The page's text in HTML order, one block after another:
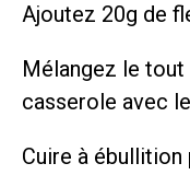
Ajoutez 20g de
Mélangez le tout
casserole avec
Cuire à ébullition